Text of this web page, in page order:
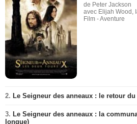
de Peter Jackson
avec Elijah Wood,
Film - Aventure
2. Le Seigneur des anneaux : le retour
3. Le Seigneur des anneaux : la
longue)